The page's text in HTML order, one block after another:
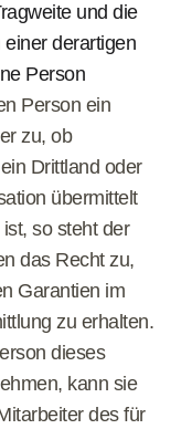
und die
derartigen
Person
Person ein
zu, ob
Drittland oder
übermittelt
so steht der
das Recht zu,
Garantien im
zu erhalten.
dieses
kann sie
des für